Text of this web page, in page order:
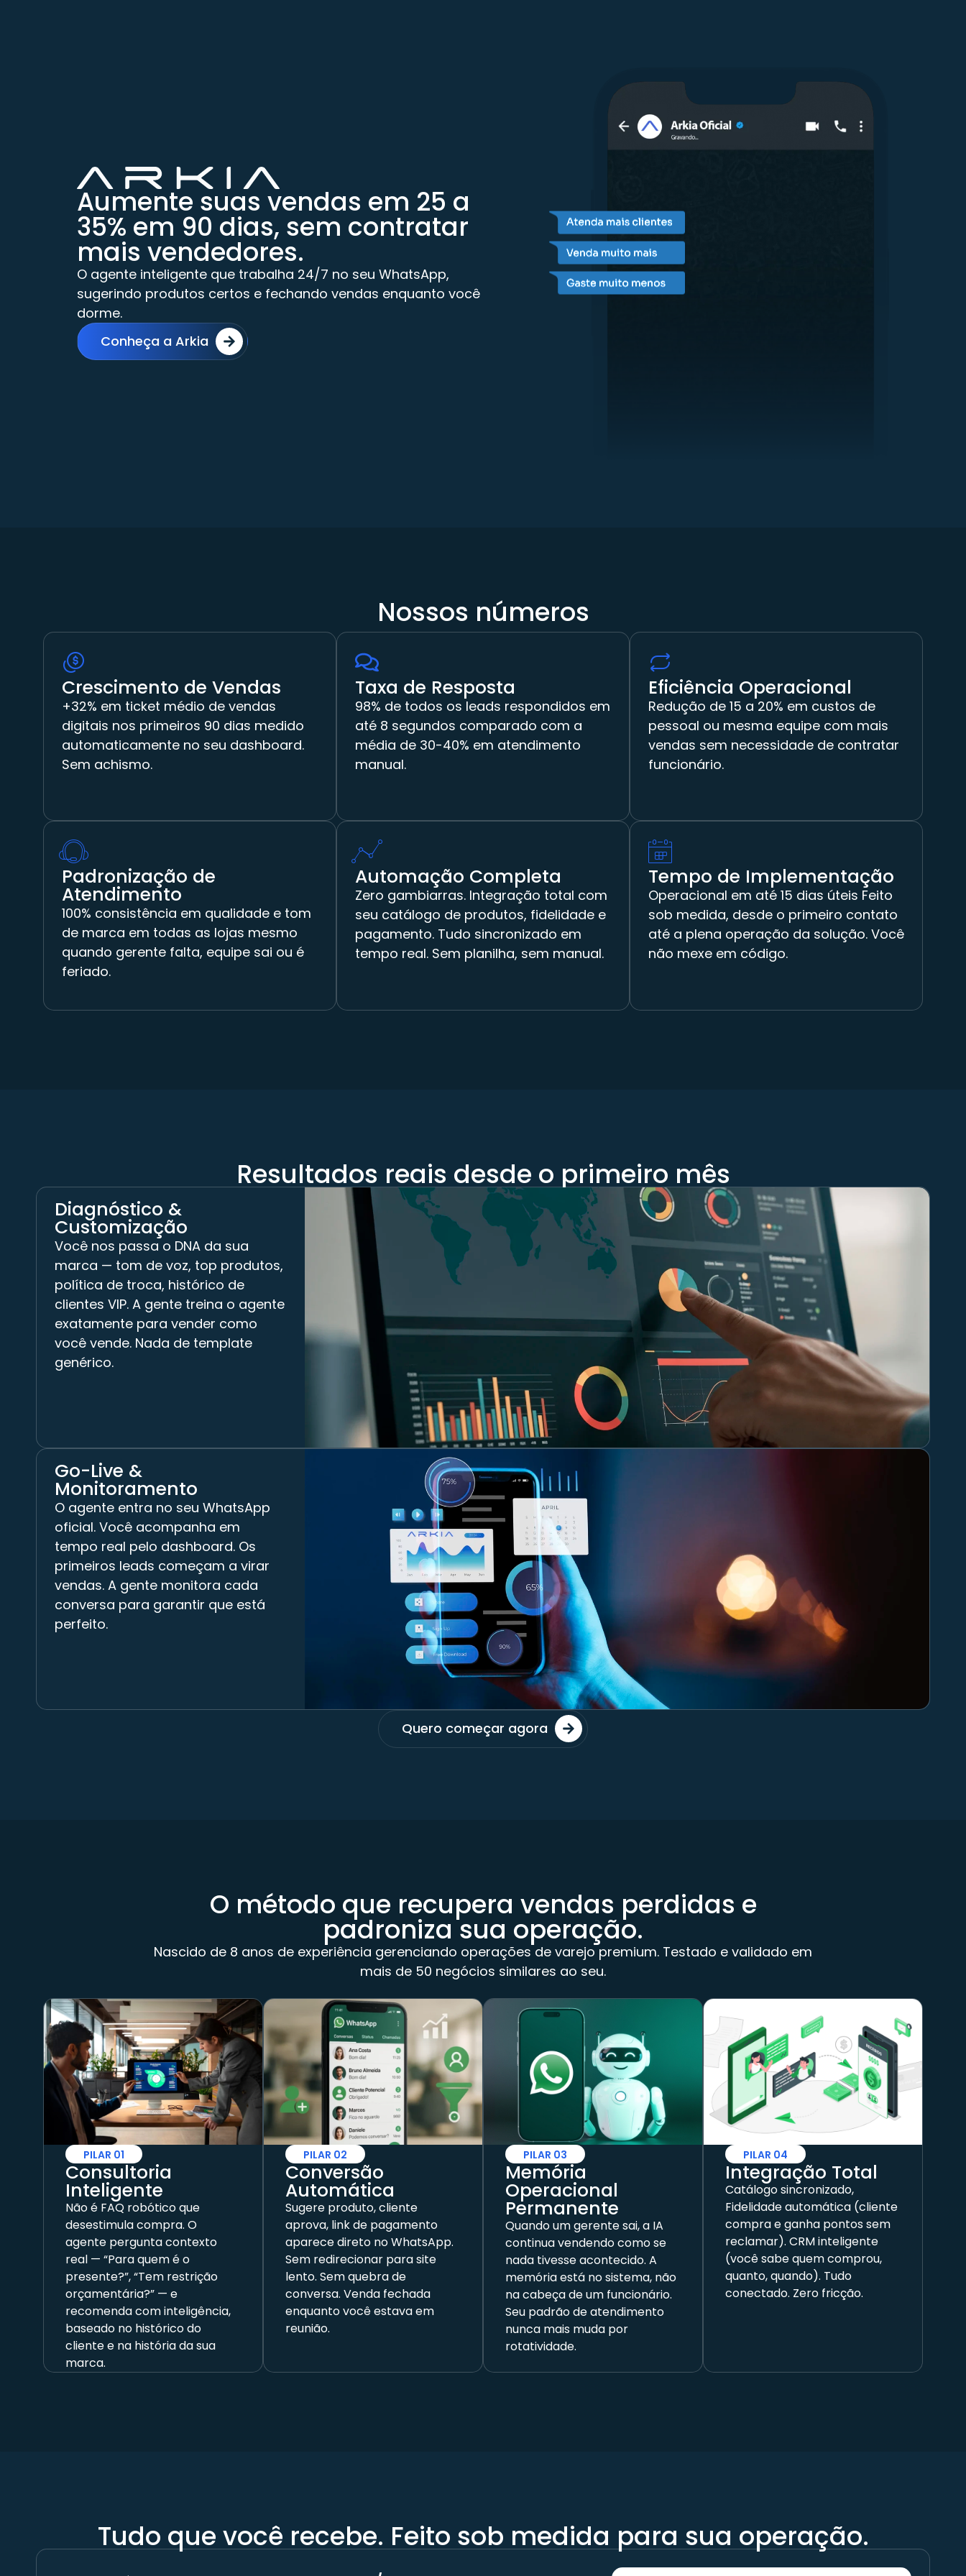
Aumente suas vendas em 25 a
35% em 90 dias, sem contratar
mais vendedores.
O agente inteligente que trabalha 24/7 no seu WhatsApp,
sugerindo produtos certos e fechando vendas enquanto você
dorme.
Conheça a Arkia
Nossos números
Crescimento de Vendas
+32% em ticket médio de vendas
digitais nos primeiros 90 dias medido
automaticamente no seu dashboard.
Sem achismo.
Taxa de Resposta
98% de todos os leads respondidos em
até 8 segundos comparado com a
média de 30-40% em atendimento
manual.
Eficiência Operacional
Redução de 15 a 20% em custos de
pessoal ou mesma equipe com mais
vendas sem necessidade de contratar
funcionário.
Padronização de
Atendimento
100% consistência em qualidade e tom
de marca em todas as lojas mesmo
quando gerente falta, equipe sai ou é
feriado.
Automação Completa
Zero gambiarras. Integração total com
seu catálogo de produtos, fidelidade e
pagamento. Tudo sincronizado em
tempo real. Sem planilha, sem manual.
Tempo de Implementação
Operacional em até 15 dias úteis Feito
sob medida, desde o primeiro contato
até a plena operação da solução. Você
não mexe em código.
Resultados reais desde o primeiro mês
Diagnóstico &
Customização
Você nos passa o DNA da sua
marca — tom de voz, top produtos,
política de troca, histórico de
clientes VIP. A gente treina o agente
exatamente para vender como
você vende. Nada de template
genérico.
Go-Live &
Monitoramento
O agente entra no seu WhatsApp
oficial. Você acompanha em
tempo real pelo dashboard. Os
primeiros leads começam a virar
vendas. A gente monitora cada
conversa para garantir que está
perfeito.
Quero começar agora
O método que recupera vendas perdidas e
padroniza sua operação.
Nascido de 8 anos de experiência gerenciando operações de varejo premium. Testado e validado em
mais de 50 negócios similares ao seu.
PILAR 01
Consultoria
Inteligente
Não é FAQ robótico que
desestimula compra. O
agente pergunta contexto
real — “Para quem é o
presente?”, “Tem restrição
orçamentária?” — e
recomenda com inteligência,
baseado no histórico do
cliente e na história da sua
marca.
PILAR 02
Conversão
Automática
Sugere produto, cliente
aprova, link de pagamento
aparece direto no WhatsApp.
Sem redirecionar para site
lento. Sem quebra de
conversa. Venda fechada
enquanto você estava em
reunião.
PILAR 03
Memória
Operacional
Permanente
Quando um gerente sai, a IA
continua vendendo como se
nada tivesse acontecido. A
memória está no sistema, não
na cabeça de um funcionário.
Seu padrão de atendimento
nunca mais muda por
rotatividade.
PILAR 04
Integração Total
Catálogo sincronizado,
Fidelidade automática (cliente
compra e ganha pontos sem
reclamar). CRM inteligente
(você sabe quem comprou,
quanto, quando). Tudo
conectado. Zero fricção.
Tudo que você recebe. Feito sob medida para sua operação.